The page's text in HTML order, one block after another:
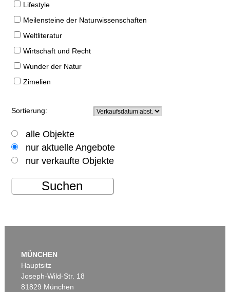
Lifestyle
Meilensteine der Naturwissenschaften
Weltliteratur
Wirtschaft und Recht
Wunder der Natur
Zimelien
Sortierung:
alle Objekte
nur aktuelle Angebote
nur verkaufte Objekte
Suchen
MÜNCHEN
Hauptsitz
Joseph-Wild-Str. 18
81829 München